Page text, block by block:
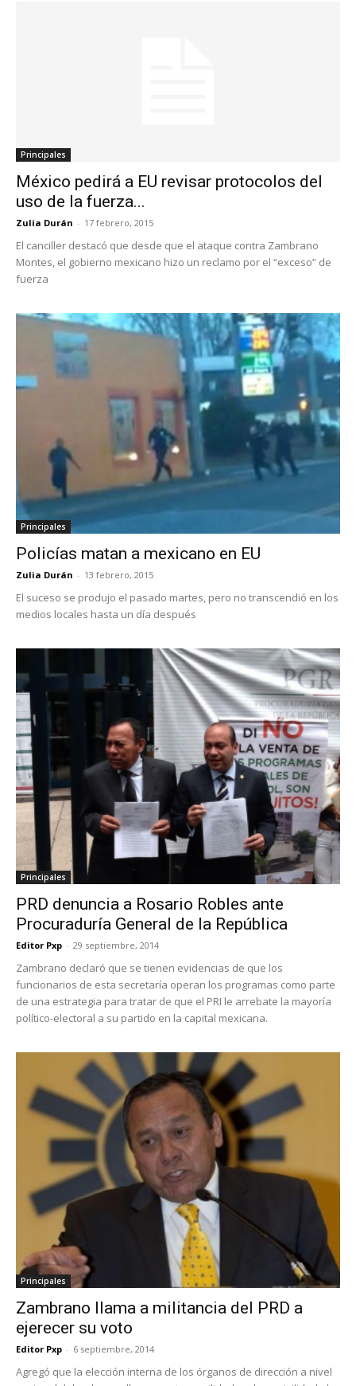
Principales
México pedirá a EU revisar protocolos del
uso de la fuerza...
Zulia Durán - 17 febrero, 2015
El canciller destacó que desde que el ataque contra Zambrano
Montes, el gobierno mexicano hizo un reclamo por el “exceso” de
fuerza
Principales
Policías matan a mexicano en EU
Zulia Durán - 13 febrero, 2015
El suceso se produjo el pasado martes, pero no transcendió en los
medios locales hasta un día después
Principales
PRD denuncia a Rosario Robles ante
Procuraduría General de la República
Editor Pxp - 29 septiembre, 2014
Zambrano declaró que se tienen evidencias de que los
funcionarios de esta secretaría operan los programas como parte
de una estrategia para tratar de que el PRI le arrebate la mayoría
político-electoral a su partido en la capital mexicana.
Principales
Zambrano llama a militancia del PRD a
ejerecer su voto
Editor Pxp - 6 septiembre, 2014
Agregó que la elección interna de los órganos de dirección a nivel